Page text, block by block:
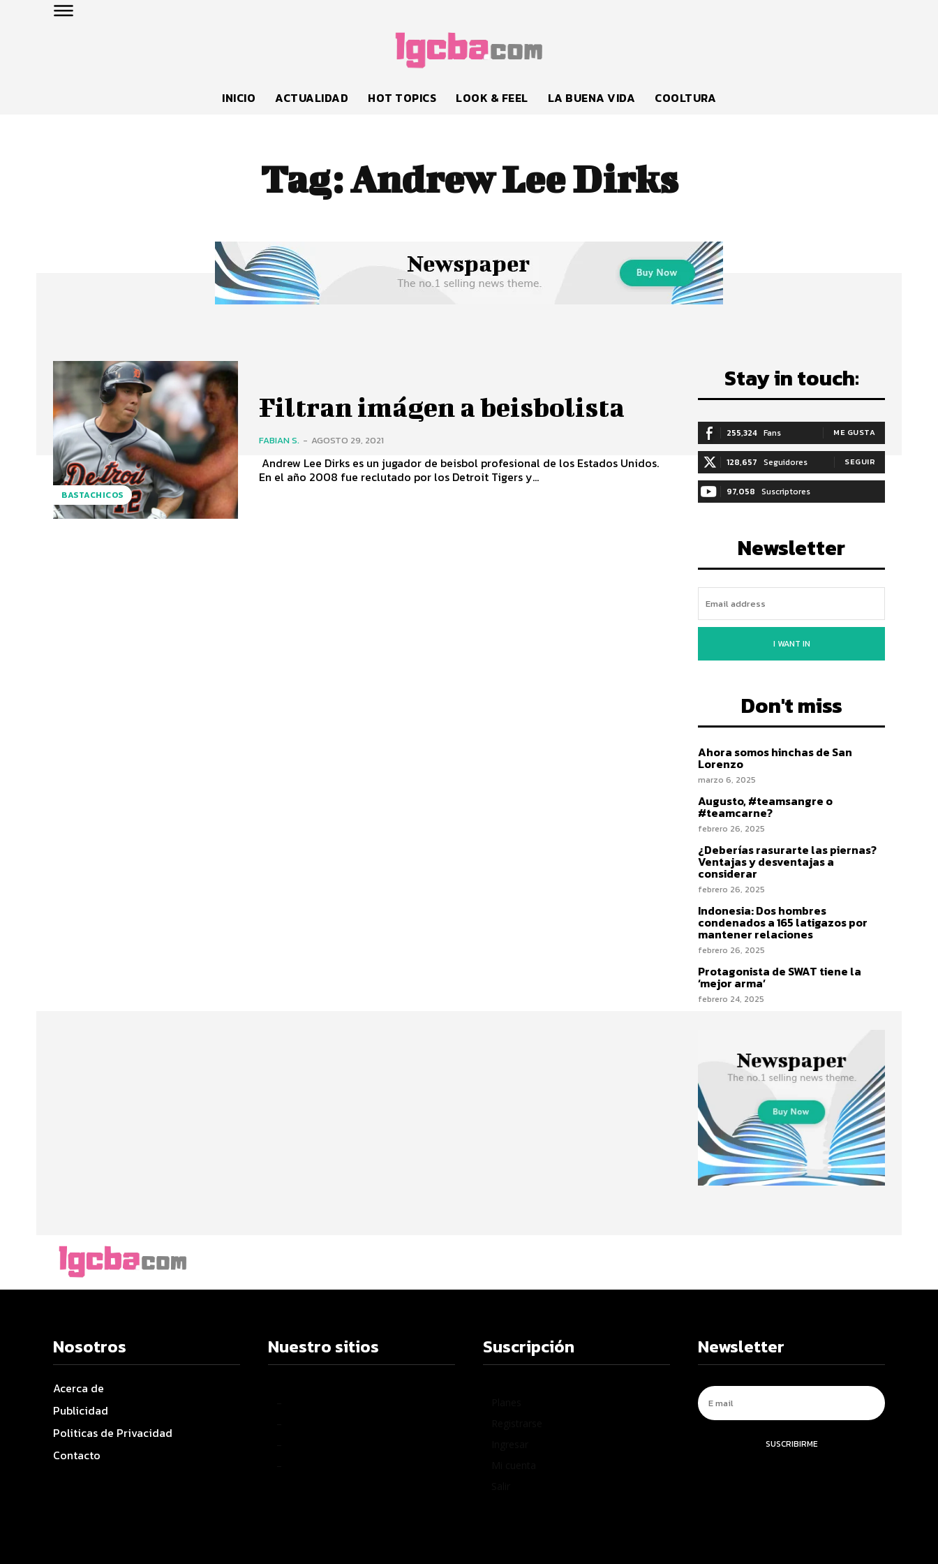
INICIO ACTUALIDAD HOT TOPICS LOOK & FEEL LA BUENA VIDA COOLTURA
Tag:Andrew Lee Dirks
BASTACHICOS
Filtran imágen a beisbolista
FABIAN S. - AGOSTO 29, 2021
Andrew Lee Dirks es un jugador de beisbol profesional de los Estados Unidos.
En el año 2008 fue reclutado por los Detroit Tigers y...
Stay in touch:
255,324 Fans ME GUSTA
128,657 Seguidores SEGUIR
97,058 Suscriptores
Newsletter
I WANT IN
Don't miss
Ahora somos hinchas de San
Lorenzo
marzo 6, 2025
Augusto, #teamsangre o
#teamcarne?
febrero 26, 2025
¿Deberías rasurarte las piernas?
Ventajas y desventajas a
considerar
febrero 26, 2025
Indonesia: Dos hombres
condenados a 165 latigazos por
mantener relaciones
febrero 26, 2025
Protagonista de SWAT tiene la
‘mejor arma’
febrero 24, 2025
Nosotros
Acerca de
Publicidad
Politicas de Privacidad
Contacto
Nuestro sitios Suscripción Newsletter
SUSCRIBIRME